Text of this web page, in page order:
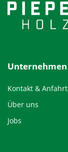
Unternehmen
Kontakt & Anfahrt
Über uns
Jobs